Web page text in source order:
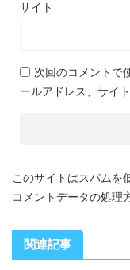
サイト
次回のコメントで
ールアドレス、サイ
このサイトはスパムを
コメントデータの処理
関連記事